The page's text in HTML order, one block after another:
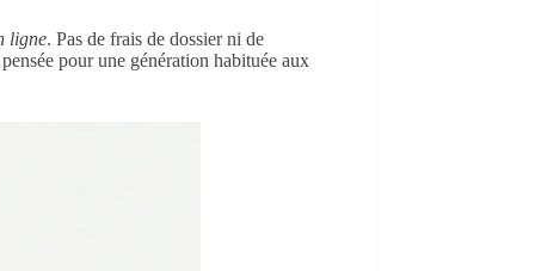
ligne. Pas de frais de dossier ni de
pour une génération habituée aux